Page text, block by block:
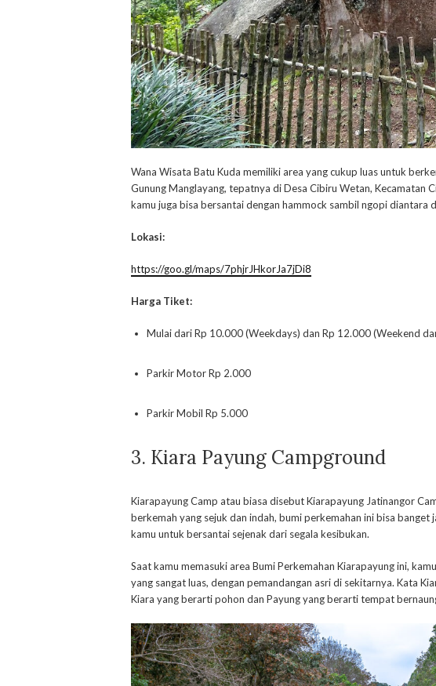
Wana Wisata Batu Kuda memiliki area yang cukup luas untuk
Gunung Manglayang, tepatnya di Desa Cibiru Wetan, Kecamatan
kamu juga bisa bersantai dengan hammock sambil ngopi diantara
Lokasi:
https://goo.gl/maps/7phjrJHkorJa7jDi8
Harga Tiket:
Mulai dari Rp 10.000 (Weekdays) dan Rp 12.000 (Weekend
Parkir Motor Rp 2.000
Parkir Mobil Rp 5.000
3. Kiara Payung Campground
Kiarapayung Camp atau biasa disebut Kiarapayung Jatinangor
berkemah yang sejuk dan indah, bumi perkemahan ini bisa
kamu untuk bersantai sejenak dari segala kesibukan.
Saat kamu memasuki area Bumi Perkemahan Kiarapayung ini,
yang sangat luas, dengan pemandangan asri di sekitarnya. Kata
Kiara yang berarti pohon dan Payung yang berarti tempat